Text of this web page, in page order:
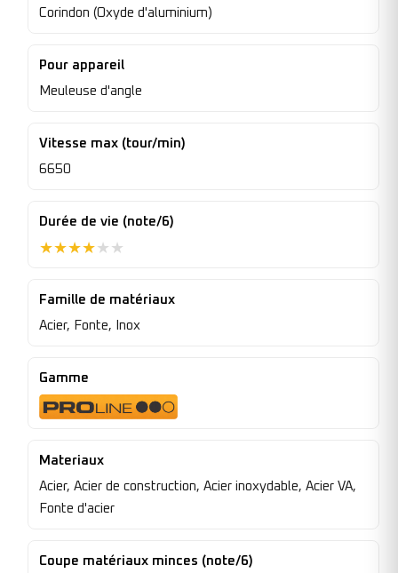
Corindon (Oxyde d'aluminium)
Pour appareil
Meuleuse d'angle
Vitesse max (tour/min)
6650
Durée de vie (note/6)
★★★★★ ★
Famille de matériaux
Acier, Fonte, Inox
Gamme
Materiaux
Acier, Acier de construction, Acier inoxydable, Acier VA,
Fonte d'acier
Coupe matériaux minces (note/6)